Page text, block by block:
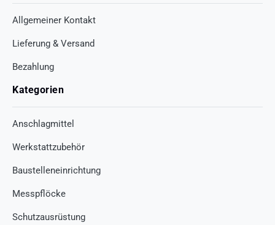
Allgemeiner Kontakt
Lieferung & Versand
Bezahlung
Kategorien
Anschlagmittel
Werkstattzubehör
Baustelleneinrichtung
Messpflöcke
Schutzausrüstung